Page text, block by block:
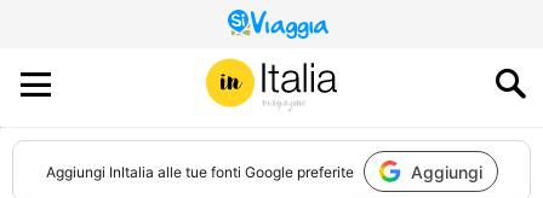
QUESTO
SITO
CONTRIBUISCE
ALL’AUDIENCE
DI
Aggiungi InItalia alle tue fonti Google preferite Aggiungi